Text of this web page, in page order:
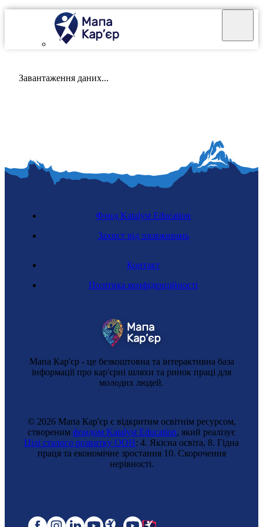
Завантаження даних...
Мапа Кар'єр - це безкоштовна та інтерактивна база
інформації про кар'єрні шляхи та ринок праці для
молодих людей.
Контакт
Політика конфіденційності
Фонд Katalyst Education
Захист від зловживань
© 2026 Мапа Кар'єр є відкритим освітнім ресурсом,
створеним фондом Katalyst Education, який реалізує
Цілі сталого розвитку ООН: 4. Якісна освіта, 8. Гідна
праця та економічне зростання 10. Cкорочення
нерівності.